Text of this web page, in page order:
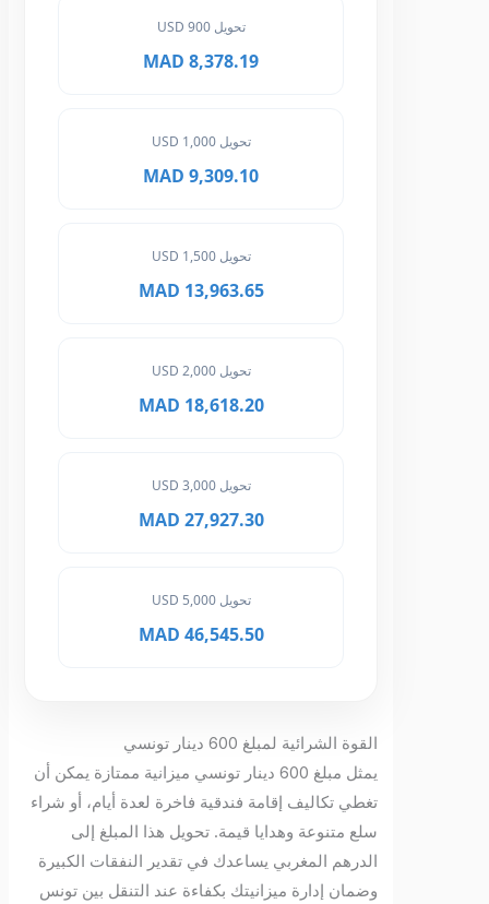
تحويل 900 USD
8,378.19 MAD
تحويل 1,000 USD
9,309.10 MAD
تحويل 1,500 USD
13,963.65 MAD
تحويل 2,000 USD
18,618.20 MAD
تحويل 3,000 USD
27,927.30 MAD
تحويل 5,000 USD
46,545.50 MAD
القوة الشرائية لمبلغ 600 دينار تونسي
يمثل مبلغ 600 دينار تونسي ميزانية ممتازة يمكن أن
تغطي تكاليف إقامة فندقية فاخرة لعدة أيام، أو شراء
سلع متنوعة وهدايا قيمة. تحويل هذا المبلغ إلى
الدرهم المغربي يساعدك في تقدير النفقات الكبيرة
وضمان إدارة ميزانيتك بكفاءة عند التنقل بين تونس